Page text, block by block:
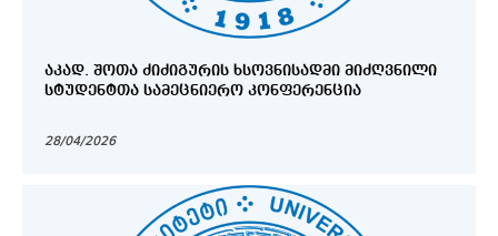
ᲐᲙᲐᲓ. ᲨᲝᲗᲐ ᲫᲘᲫᲘᲒᲣᲠᲘᲡ ᲮᲡᲝᲕᲜᲘᲡᲐᲓᲛᲘ ᲛᲘᲫᲦᲕᲜᲘᲚᲘ
ᲡᲢᲣᲓᲔᲜᲢᲗᲐ ᲡᲐᲛᲔᲪᲜᲘᲔᲠᲝ ᲙᲝᲜᲤᲔᲠᲔᲜᲪᲘᲐ
28/04/2026